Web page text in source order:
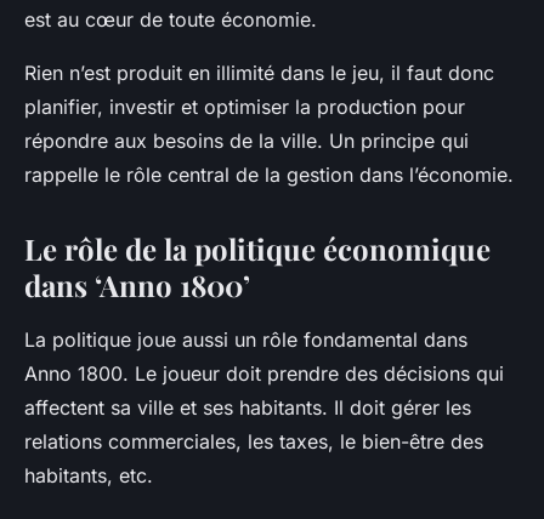
est au cœur de toute économie.
Rien n’est produit en illimité dans le jeu, il faut donc
planifier, investir et optimiser la production pour
répondre aux besoins de la ville. Un principe qui
rappelle le rôle central de la gestion dans l’économie.
Le rôle de la politique économique
dans ‘Anno 1800’
La politique joue aussi un rôle fondamental dans
Anno 1800. Le joueur doit prendre des décisions qui
affectent sa ville et ses habitants. Il doit gérer les
relations commerciales, les taxes, le bien-être des
habitants, etc.